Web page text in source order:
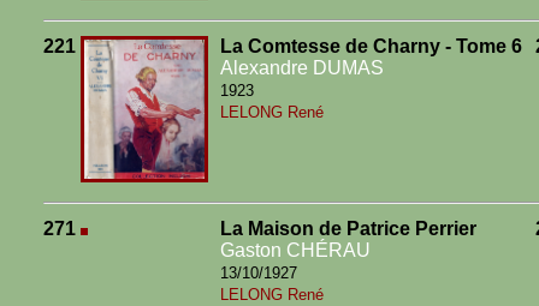
221
La Comtesse de Charny - Tome 6
Alexandre DUMAS
1923
LELONG René
271
La Maison de Patrice Perrier
Gaston CHÉRAU
13/10/1927
LELONG René